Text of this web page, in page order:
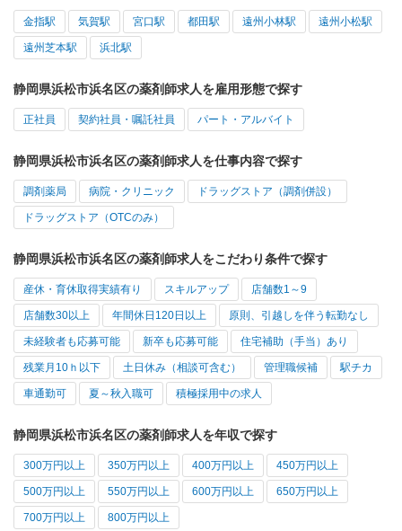
金指駅 気賀駅 宮口駅 都田駅 遠州小林駅 遠州小松駅
遠州芝本駅 浜北駅
静岡県浜松市浜名区の薬剤師求人を雇用形態で探す
正社員 契約社員・嘱託社員 パート・アルバイト
静岡県浜松市浜名区の薬剤師求人を仕事内容で探す
調剤薬局 病院・クリニック ドラッグストア（調剤併設）
ドラッグストア（OTCのみ）
静岡県浜松市浜名区の薬剤師求人をこだわり条件で探す
産休・育休取得実績有り スキルアップ 店舗数1～9
店舗数30以上 年間休日120日以上 原則、引越しを伴う転勤なし
未経験者も応募可能 新卒も応募可能 住宅補助（手当）あり
残業月10ｈ以下 土日休み（相談可含む） 管理職候補 駅チカ
車通勤可 夏～秋入職可 積極採用中の求人
静岡県浜松市浜名区の薬剤師求人を年収で探す
300万円以上 350万円以上 400万円以上 450万円以上
500万円以上 550万円以上 600万円以上 650万円以上
700万円以上 800万円以上